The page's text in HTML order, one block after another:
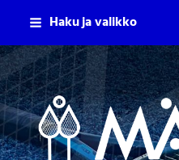
Siirry
sisältöön
Haku ja valikko